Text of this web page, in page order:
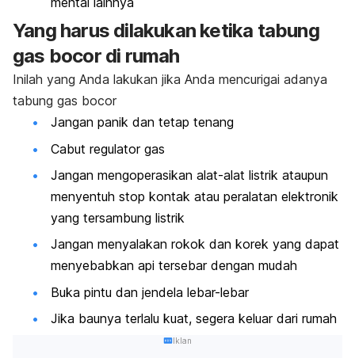
Yang harus dilakukan ketika tabung
gas bocor di rumah
Inilah yang Anda lakukan jika Anda mencurigai adanya
tabung gas bocor
Jangan panik dan tetap tenang
Cabut regulator gas
Jangan mengoperasikan alat-alat listrik ataupun
menyentuh stop kontak atau peralatan elektronik
yang tersambung listrik
Jangan menyalakan rokok dan korek yang dapat
menyebabkan api tersebar dengan mudah
Buka pintu dan jendela lebar-lebar
Jika baunya terlalu kuat, segera keluar dari rumah
Iklan